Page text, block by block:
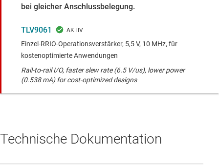
bei gleicher Anschlussbelegung.
TLV9061
Einzel-RRIO-Operationsverstärker, 5,5 V, 10 MHz, für
kostenoptimierte Anwendungen
Rail-to-rail I/O, faster slew rate (6.5 V/us), lower power
(0.538 mA) for cost-optimized designs
Technische Dokumentation